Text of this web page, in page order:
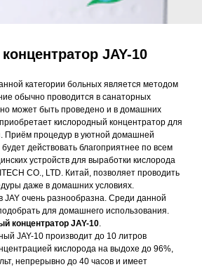
JAY-10
категории больных является методом
обычно проводится в санаторных
может быть проведено и в домашних
кислородный концентратор для
Приём процедур в уютной домашней
действовать благоприятнее по всем
устройств для выработки кислорода
CO., LTD. Китай, позволяет проводить
даже в домашних условиях.
JAY очень разнообразна. Среди данной
для домашнего использования.
концентратор JAY-10.
JAY-10 производит до 10 литров
кислорода на выдохе до 96%,
непрерывно до 40 часов и имеет